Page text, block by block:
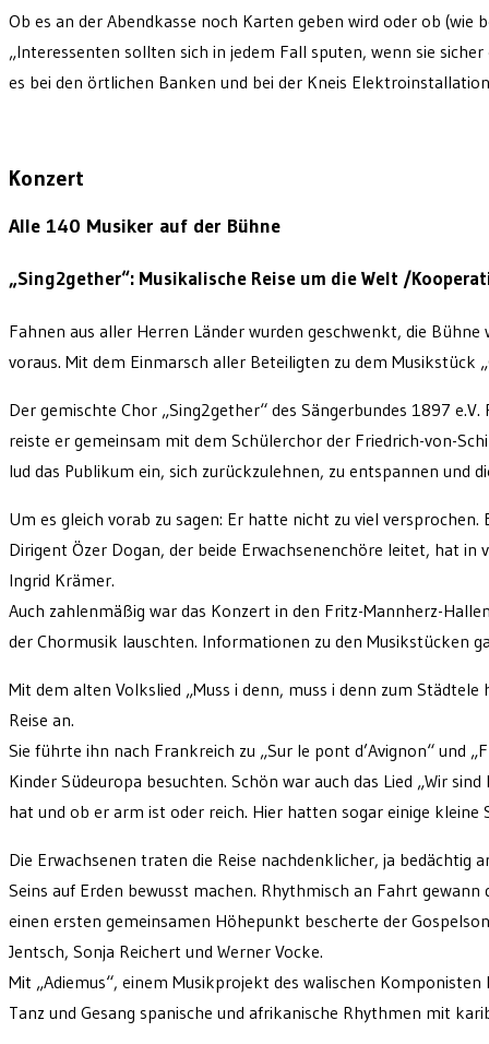
Ob es an der Abendkasse noch Karten geben wird oder ob
„Interessenten sollten sich in jedem Fall sputen, wenn sie
es bei den örtlichen Banken und bei der Kneis
Konzert
Alle 140 Musiker auf der Bühne
„Sing2gether“: Musikalische Reise um die Welt /
Fahnen aus aller Herren Länder wurden geschwenkt, die
voraus. Mit dem Einmarsch aller Beteiligten zu dem Musikstück
Der gemischte Chor „Sing2gether“ des Sängerbundes 1897
reiste er gemeinsam mit dem Schülerchor der Friedrich-von-
lud das Publikum ein, sich zurückzulehnen, zu entspannen und
Um es gleich vorab zu sagen: Er hatte nicht zu viel
Dirigent Özer Dogan, der beide Erwachsenenchöre leitet, hat
Ingrid Krämer.
Auch zahlenmäßig war das Konzert in den Fritz-Mannherz-
der Chormusik lauschten. Informationen zu den Musikstücken
Mit dem alten Volkslied „Muss i denn, muss i denn zum
Reise an.
Sie führte ihn nach Frankreich zu „Sur le pont d’Avignon“ und
Kinder Südeuropa besuchten. Schön war auch das Lied „Wir
hat und ob er arm ist oder reich. Hier hatten sogar einige
Die Erwachsenen traten die Reise nachdenklicher, ja bedächtig
Seins auf Erden bewusst machen. Rhythmisch an Fahrt
einen ersten gemeinsamen Höhepunkt bescherte der
Jentsch, Sonja Reichert und Werner Vocke.
Mit „Adiemus“, einem Musikprojekt des walischen
Tanz und Gesang spanische und afrikanische Rhythmen mit